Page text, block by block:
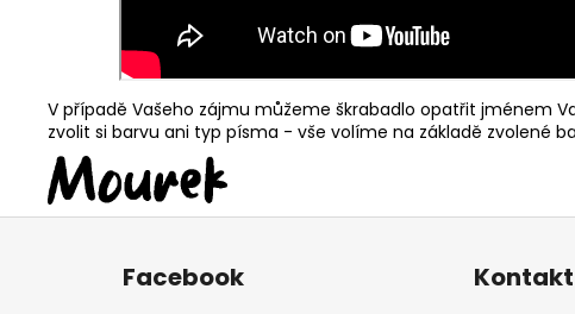
V případě Vašeho zájmu můžeme škrabadlo opatřit jménem
zvolit si barvu ani typ písma - vše volíme na základě zvolené
Facebook Kontakt